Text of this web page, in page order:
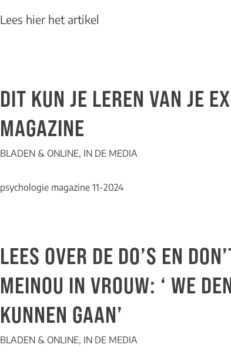
Lees hier het artikel
DIT KUN JE LEREN VAN JE
MAGAZINE
BLADEN & ONLINE, IN DE MEDIA
psychologie magazine 11-2024
LEES OVER DE DO’S EN
MEINOU IN VROUW: ‘ WE
KUNNEN GAAN’
BLADEN & ONLINE, IN DE MEDIA